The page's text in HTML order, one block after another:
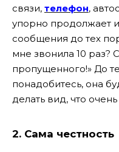
связи, телефон,
упорно продолжает
сообщения до тех
мне звонила 10 раз?
пропущенного!» До
понадобитесь, она
делать вид, что очень
2. Сама честность